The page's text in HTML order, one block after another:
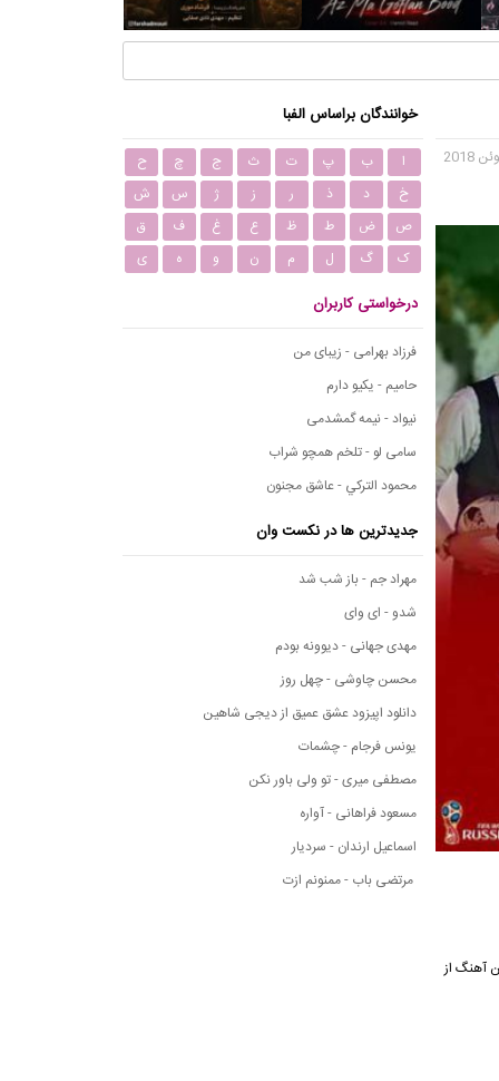
متن این آهنگ از
خوانندگان براساس الفبا
ا ب پ ت ث ج چ
ح
خ
د ذ ر ز ژ س
ش
ص
ض ط ظ ع غ ف
ق
ک
گ ل م ن و ه ی
درخواستی کاربران
فرزاد بهرامی - زیبای من
حامیم - یکیو دارم
نیواد - نیمه گمشدمی
سامی لو - تلخم همچو شراب
محمود التركي - عاشق مجنون
جدیدترین ها در نکست وان
مهراد جم - باز شب شد
شدو - ای وای
مهدی جهانی - دیوونه بودم
محسن چاوشی - چهل روز
دانلود اپیزود عشق عمیق از دیجی شاهین
یونس فرجام - چشمات
مصطفی میری - تو ولی باور نکن
مسعود فراهانی - آواره
اسماعیل ارندان - سردیار
مرتضی باب - ممنونم ازت